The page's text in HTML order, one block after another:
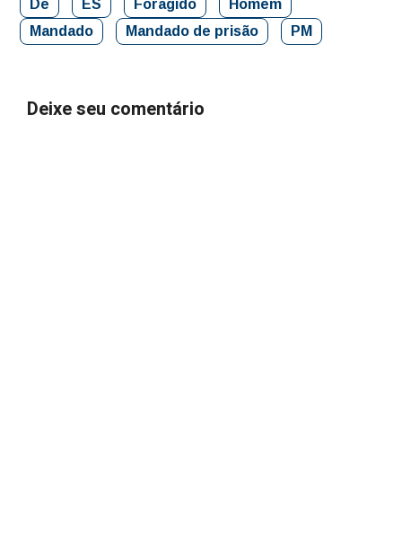
De ES Foragido
Homem
Mandado
Mandado de prisão PM
Deixe seu comentário